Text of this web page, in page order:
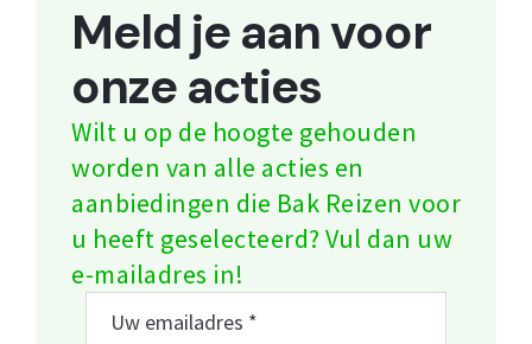
Meld je aan voor
onze acties
Wilt u op de hoogte gehouden
worden van alle acties en
aanbiedingen die Bak Reizen voor
u heeft geselecteerd? Vul dan uw
e-mailadres in!